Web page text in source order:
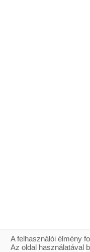
A felhasználói élmény
Az oldal használatával